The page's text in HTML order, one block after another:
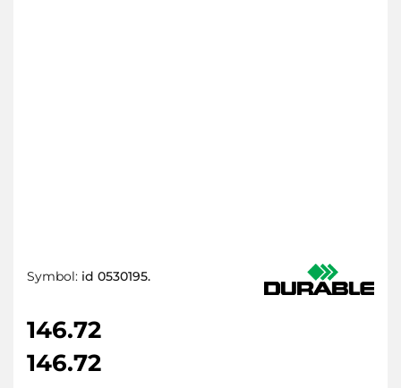
Symbol: id 0530195.
146.72
146.72